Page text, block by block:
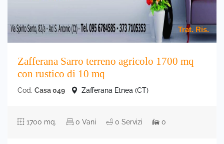
Trat. Ris.
Zafferana Sarro terreno agricolo 1700 mq
con rustico di 10 mq
Cod. Casa 049 Zafferana Etnea (CT)
1700 mq. 0 Vani 0 Servizi 0